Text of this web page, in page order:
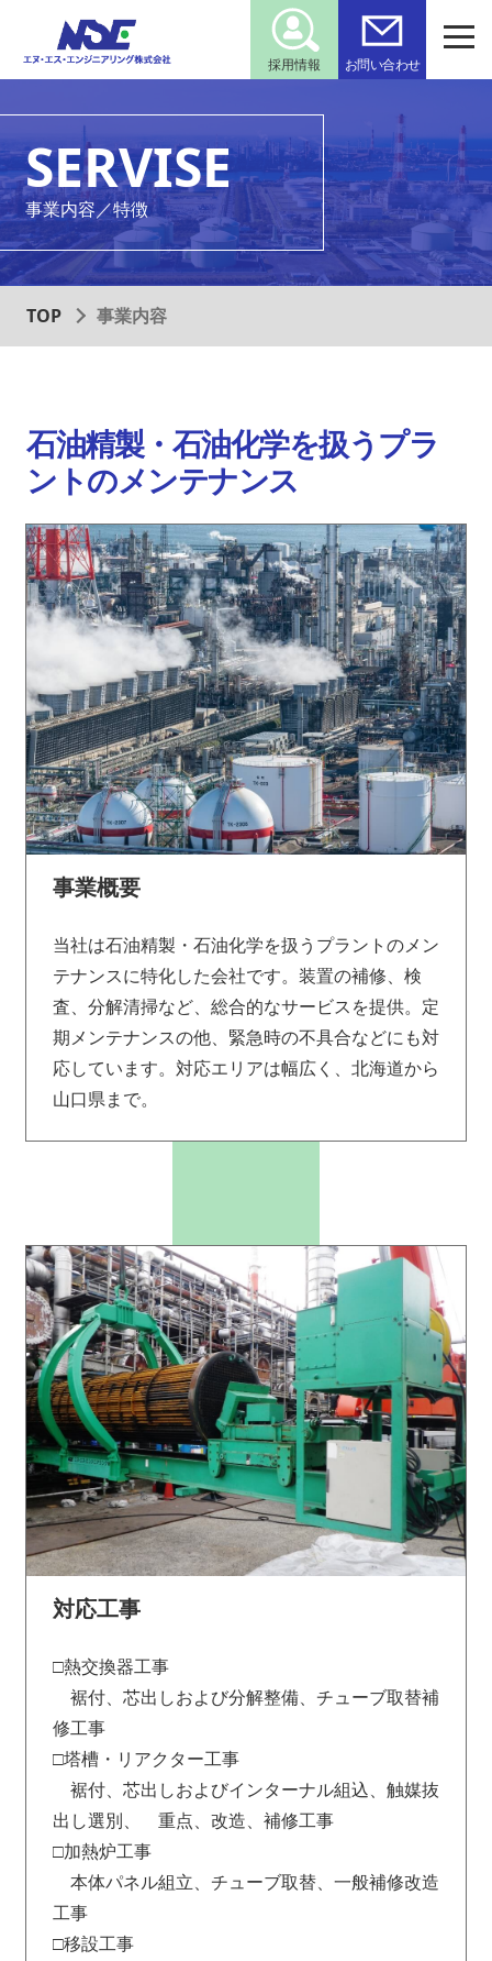
採用情報 お問い合わせ
SERVISE
事業内容／特徴
TOP 事業内容
石油精製・石油化学を扱うプラ
ントのメンテナンス
事業概要
当社は石油精製・石油化学を扱うプラントのメン
テナンスに特化した会社です。装置の補修、検
査、分解清掃など、総合的なサービスを提供。定
期メンテナンスの他、緊急時の不具合などにも対
応しています。対応エリアは幅広く、北海道から
山口県まで。
対応工事
□熱交換器工事
裾付、芯出しおよび分解整備、チューブ取替補
修工事
□塔槽・リアクター工事
裾付、芯出しおよびインターナル組込、触媒抜
出し選別、 重点、改造、補修工事
□加熱炉工事
本体パネル組立、チューブ取替、一般補修改造
工事
□移設工事